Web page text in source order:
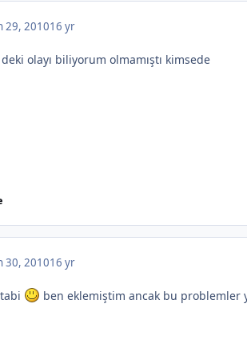
29, 201016 yr
olayı biliyorum olmamıştı kimsede
30, 201016 yr
ben eklemiştim ancak bu problemler